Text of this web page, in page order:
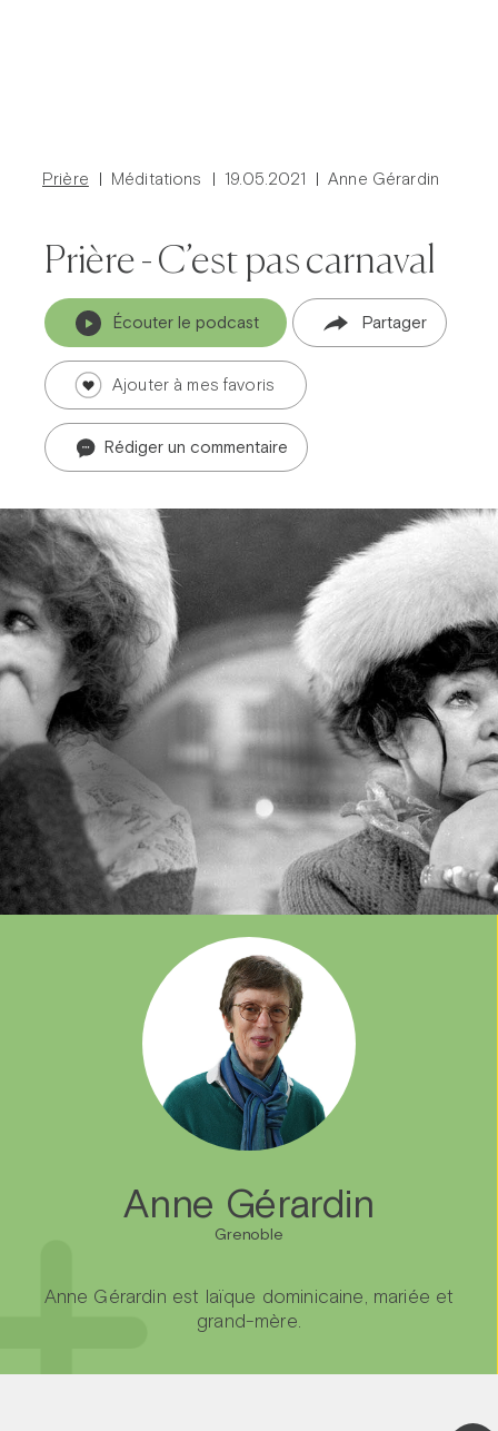
Prier dans la ville
Avent dans la ville
Carême dans la ville
ThéoDom
Prière Méditations 19.05.2021 Anne Gérardin
Prière - C’est pas carnaval
Écouter le podcast Partager
Ajouter à mes favoris
Rédiger un commentaire
Anne Gérardin
Grenoble
Anne Gérardin est laïque dominicaine, mariée et
grand-mère.